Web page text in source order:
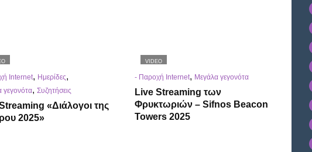
Internet, Ημερίδες,
γεγονότα, Συζητήσεις
«Διάλογοι της
2025»
VIDEO
- Παροχή Internet, Μεγάλα γεγονότα
Live Streaming των
Φρυκτωριών – Sifnos Beacon
Towers 2025